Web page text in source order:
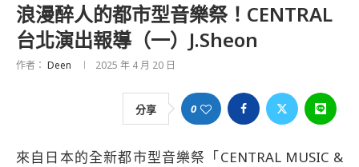
浪漫醉人的都市型音樂祭！CENTRAL
台北演出報導（一）J.Sheon
作者： Deen 2025 年 4 月 20 日
分享 0
來自日本的全新都市型音樂祭「CENTRAL MUSIC &